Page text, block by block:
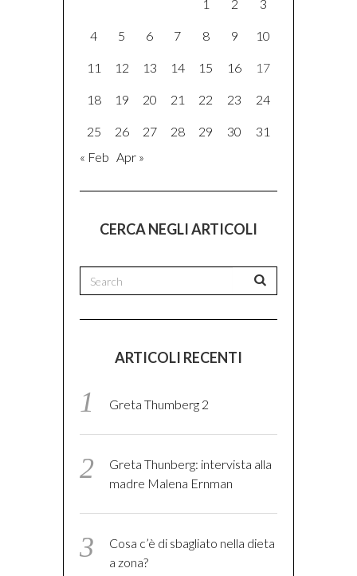
1 2 3
4 5 6 7 8 9 10
11 12 13 14 15 16 17
18 19 20 21 22 23 24
25 26 27 28 29 30
31
« Feb Apr »
CERCA NEGLI ARTICOLI
ARTICOLI RECENTI
Greta Thumberg 2
Greta Thunberg: intervista alla
madre Malena Ernman
Cosa c’è di sbagliato nella dieta
a zona?